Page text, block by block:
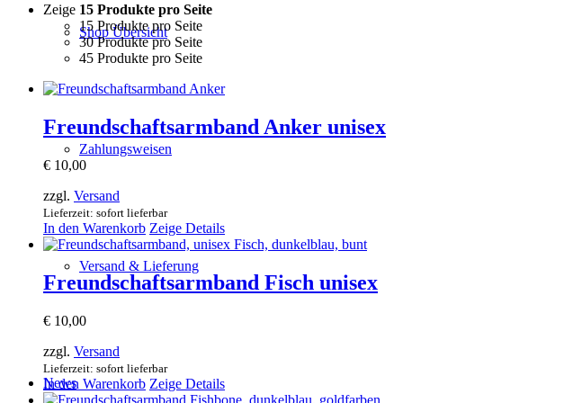
Shop Übersicht
Zahlungsweisen
Versand & Lieferung
News
Zeige 15 Produkte pro Seite
15 Produkte pro Seite
30 Produkte pro Seite
45 Produkte pro Seite
Freundschaftsarmband Anker unisex
€ 10,00
zzgl. Versand
Lieferzeit: sofort lieferbar
In den Warenkorb Zeige Details
Freundschaftsarmband Fisch unisex
€ 10,00
zzgl. Versand
Lieferzeit: sofort lieferbar
In den Warenkorb Zeige Details